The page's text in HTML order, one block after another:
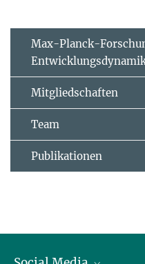
Max-Planck-
Mitgliedschaften
Team
Publikationen